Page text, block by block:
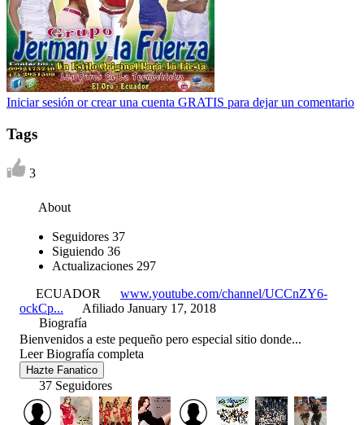
Iniciar sesión or crear una cuenta GRATIS para dejar un comentario
Tags
3
About
Seguidores 37
Siguiendo 36
Actualizaciones 297
ECUADOR
www.youtube.com/channel/UCCnZY6-
ockCp...
Afiliado January 17, 2018
Biografía
Bienvenidos a este pequeño pero especial sitio donde...
Leer Biografía completa
Hazte Fanatico
37 Seguidores